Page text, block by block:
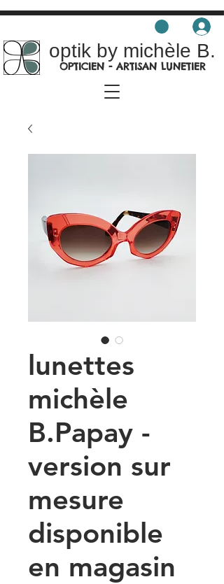
optik by michèle B.
OPTICIEN - ARTISAN LUNETIER
lunettes
michèle
B.Papay -
version sur
mesure
disponible
en magasin